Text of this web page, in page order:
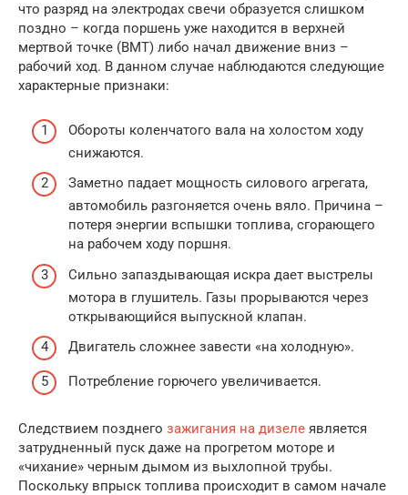
что разряд на электродах свечи образуется слишком
поздно – когда поршень уже находится в верхней
мертвой точке (ВМТ) либо начал движение вниз –
рабочий ход. В данном случае наблюдаются следующие
характерные признаки:
Обороты коленчатого вала на холостом ходу
снижаются.
Заметно падает мощность силового агрегата,
автомобиль разгоняется очень вяло. Причина –
потеря энергии вспышки топлива, сгорающего
на рабочем ходу поршня.
Сильно запаздывающая искра дает выстрелы
мотора в глушитель. Газы прорываются через
открывающийся выпускной клапан.
Двигатель сложнее завести «на холодную».
Потребление горючего увеличивается.
Следствием позднего зажигания на дизеле является
затрудненный пуск даже на прогретом моторе и
«чихание» черным дымом из выхлопной трубы.
Поскольку впрыск топлива происходит в самом начале